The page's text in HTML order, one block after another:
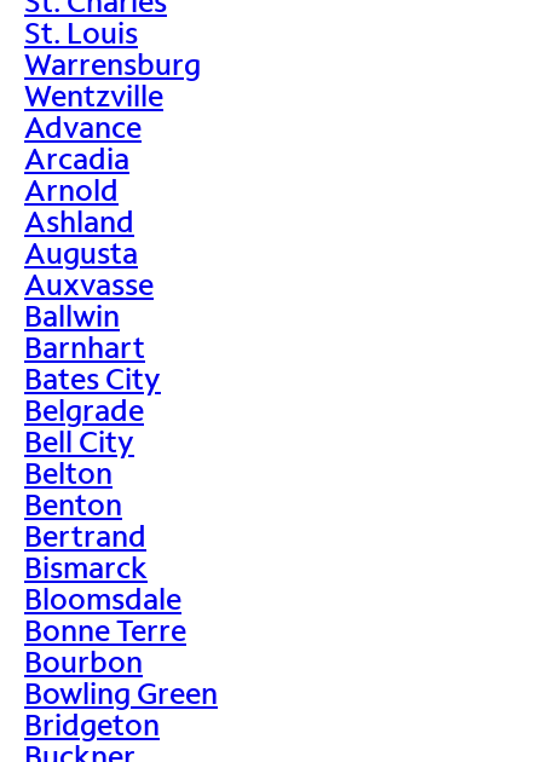
St. Louis
Warrensburg
Wentzville
Advance
Arcadia
Arnold
Ashland
Augusta
Auxvasse
Ballwin
Barnhart
Bates City
Belgrade
Bell City
Belton
Benton
Bertrand
Bismarck
Bloomsdale
Bonne Terre
Bourbon
Bowling Green
Bridgeton